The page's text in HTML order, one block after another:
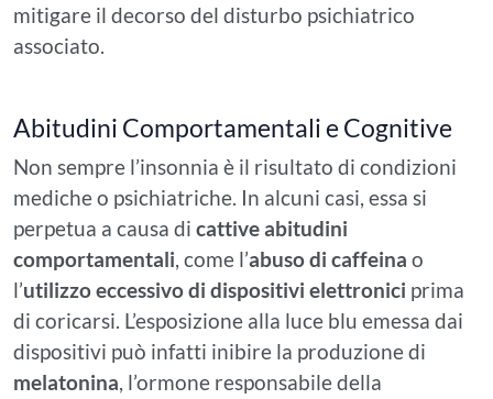
mitigare il decorso del disturbo psichiatrico
associato.
Abitudini Comportamentali e Cognitive
Non sempre l’insonnia è il risultato di condizioni
mediche o psichiatriche. In alcuni casi, essa si
perpetua a causa di cattive abitudini
comportamentali, come l’abuso di caffeina o
l’utilizzo eccessivo di dispositivi elettronici prima
di coricarsi. L’esposizione alla luce blu emessa dai
dispositivi può infatti inibire la produzione di
melatonina, l’ormone responsabile della